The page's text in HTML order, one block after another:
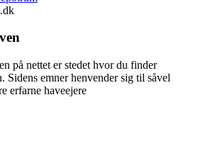
på nettet er stedet hvor du finder
Sidens emner henvender sig til såvel
erfarne haveejere